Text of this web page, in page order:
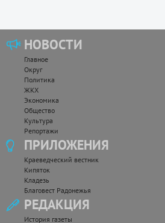
НОВОСТИ
Главное
Округ
Политика
ЖКХ
Экономика
Общество
Культура
Репортажи
ПРИЛОЖЕНИЯ
Краеведческий вестник
Кипяток
Кладезь
Благовест Радонежья
РЕДАКЦИЯ
История газеты